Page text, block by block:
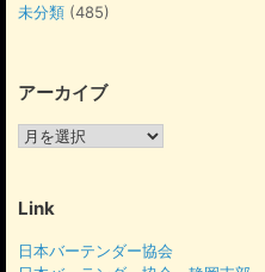
未分類 (485)
アーカイブ
ア
イ
Link
日本バーテンダー協会